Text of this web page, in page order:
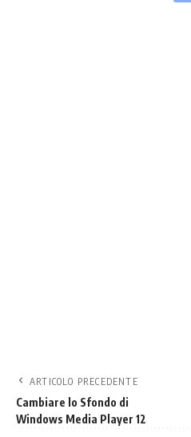
ARTICOLO PRECEDENTE
Cambiare lo Sfondo di
Windows Media Player 12